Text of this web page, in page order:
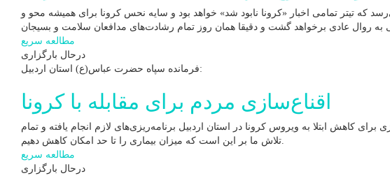
که تیتر تمامی اخبار «کرونا نابود شد» خواهد بود و سایه نحس کرونا برای همیشه محو و
مطالعه سریع
درحال بارگزاری
فرمانده سپاه حضرت عباس(ع) استان اردبیل:
اقناع‌سازی مردم برای مقابله با کرونا
برای کاهش ابتلا به ویروس کرونا در استان اردبیل برنامه‌ریزی‌های لازم انجام یافته و تمام
تلاش ما بر این است که میزان بیماری را تا حد امکان کاهش دهیم.
مطالعه سریع
درحال بارگزاری